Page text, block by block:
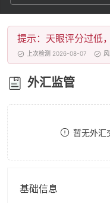
4
5
6
7
7
8
9
5
6
7
8
提示：天眼评分过低
上次检测 2026-08-07
外汇监管
暂无外汇
基础信息